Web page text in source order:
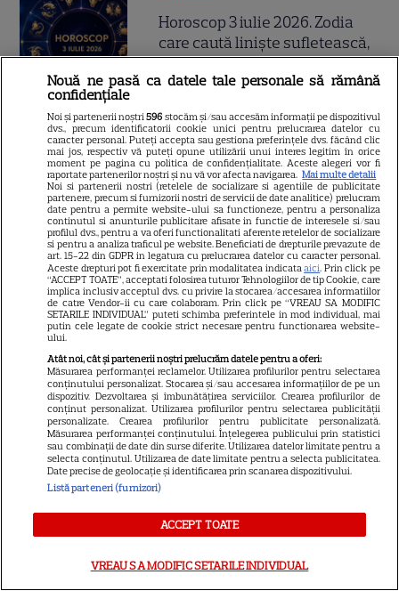
Horoscop 3 iulie 2026. Zodia
care caută liniște sufletească,
în timp ce alta își impune
punctul de vedere
HOROSCOP
Horoscop joi, 2 iulie 2026. O
zodie este forțată să ia o
decizie care îi poate schimba
complet viața
HOROSCOP
Mercur retrograd în iulie 2026
aduce schimbări radicale. Trei
zodii își rescriu destinul în
această vară
Ivana Knoll „a fugit” de la
Mondial în „Capitala mondială
a petrecerilor” » Mesaj pentru
copile!”
Nouă ne pasă ca datele tale personale să rămână
confidențiale
Noi și partenerii noștri596 stocăm și/sau accesăm informații pe dispozitivul
dvs., precum identificatorii cookie unici pentru prelucrarea datelor cu
caracter personal. Puteți accepta sau gestiona preferințele dvs. făcând clic
mai jos, respectiv vă puteți opune utilizării unui interes legitim în orice
moment pe pagina cu politica de confidențialitate. Aceste alegeri vor fi
raportate partenerilor noștri și nu vă vor afecta navigarea. Mai multe detalii
Noi si partenerii nostri (retelele de socializare si agentiile de publicitate
partenere, precum si furnizorii nostri de servicii de date analitice) prelucram
date pentru a permite website-ului sa functioneze, pentru a personaliza
continutul si anunturile publicitare afisate in functie de interesele si/sau
profilul dvs., pentru a va oferi functionalitati aferente retelelor de socializare
si pentru a analiza traficul pe website. Beneficiati de drepturile prevazute de
art. 15-22 din GDPR in legatura cu prelucrarea datelor cu caracter personal.
Aceste drepturi pot fi exercitate prin modalitatea indicataaici. Prin click pe
“ACCEPT TOATE”, acceptati folosirea tuturor Tehnologiilor de tip Cookie, care
implica inclusiv acceptul dvs. cu privire la stocarea/accesarea informatiilor
de catre Vendor-ii cu care colaboram. Prin click pe “VREAU SA MODIFIC
SETARILE INDIVIDUAL” puteti schimba preferintele in mod individual, mai
putin cele legate de cookie strict necesare pentru functionarea website-
ului.
Atât noi, cât și partenerii noștri prelucrăm datele pentru a oferi:
Măsurarea performanței reclamelor. Utilizarea profilurilor pentru selectarea
conținutului personalizat. Stocarea și/sau accesarea informațiilor de pe un
dispozitiv. Dezvoltarea și îmbunătățirea serviciilor. Crearea profilurilor de
conținut personalizat. Utilizarea profilurilor pentru selectarea publicității
personalizate. Crearea profilurilor pentru publicitate personalizată.
Măsurarea performanței conținutului. Înțelegerea publicului prin statistici
sau combinații de date din surse diferite. Utilizarea datelor limitate pentru a
selecta conținutul. Utilizarea de date limitate pentru a selecta publicitatea.
Date precise de geolocație și identificarea prin scanarea dispozitivului.
Listă parteneri (furnizori)
ACCEPT TOATE
VREAU SA MODIFIC SETARILE INDIVIDUAL